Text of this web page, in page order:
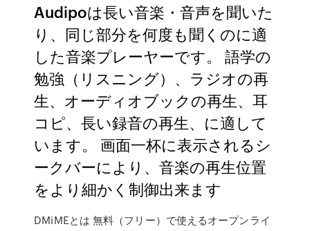
Audipoは長い音楽・音声を聞いた
り、同じ部分を何度も聞くのに適
した音楽プレーヤーです。 語学の
勉強（リスニング）、ラジオの再
生、オーディオブックの再生、耳
コピ、長い録音の再生、に適して
います。 画面一杯に表示されるシ
ークバーにより、音楽の再生位置
をより細かく制御出来ます
DMiMEとは 無料（フリー）で使えるオープンライ